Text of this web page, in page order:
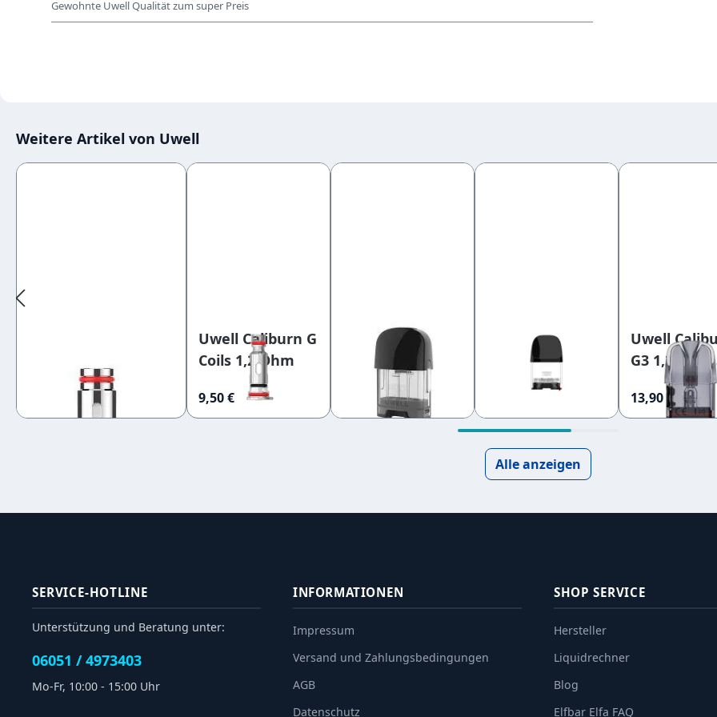
Gewohnte Uwell Qualität zum super Preis
Weitere Artikel von Uwell
Produktgalerie überspringen
0,18 Ohm
Siebverdampferkopf
Uwell Caliburn G
Coils 1,2 Ohm
9,50 €
Uwell Caliburn G
Leerpods
UWell Caliburn
G2, GK2 Leerpod
Uwell
G3 1,2 Ohm
13,90 €
Alle anzeigen
SERVICE-HOTLINE
Unterstützung und Beratung unter:
06051 / 4973403
Mo-Fr, 10:00 - 15:00 Uhr
INFORMATIONEN
Impressum
Versand und Zahlungsbedingungen
AGB
Datenschutz
SHOP SERVICE
Hersteller
Liquidrechner
Blog
Elfbar Elfa FAQ